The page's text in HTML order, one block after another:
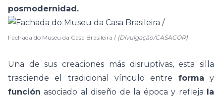
posmodernidad.
Fachada do Museu da Casa Brasileira / (Divulgação/CASACOR)
Una de sus creaciones más disruptivas, esta silla
trasciende el tradicional vínculo entre forma y
función asociado al diseño de la época y refleja la